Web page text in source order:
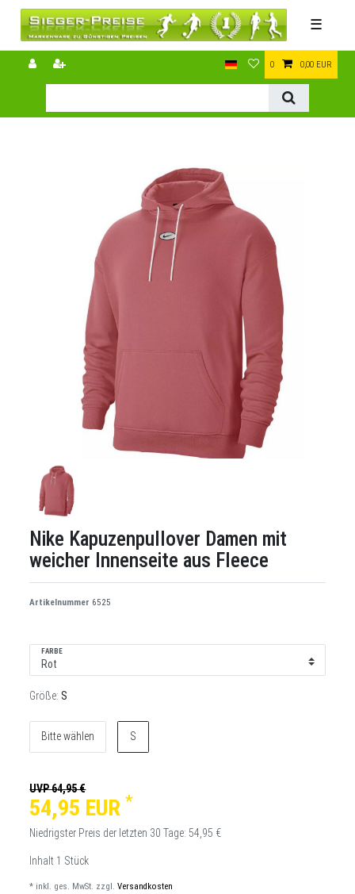
☰
0 0,00 EUR
Nike Kapuzenpullover Damen mit
weicher Innenseite aus Fleece
Artikelnummer 6525
FARBE
Größe: S
Bitte wählen S
UVP 64,95 €
54,95 EUR *
Niedrigster Preis der letzten 30 Tage: 54,95 €
Inhalt 1 Stück
* inkl. ges. MwSt. zzgl. Versandkosten